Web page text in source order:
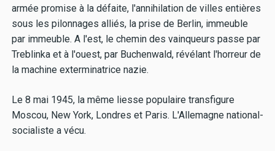
armée promise à la défaite, l'annihilation de villes entières
sous les pilonnages alliés, la prise de Berlin, immeuble
par immeuble. A l'est, le chemin des vainqueurs passe par
Treblinka et à l'ouest, par Buchenwald, révélant l'horreur de
la machine exterminatrice nazie.
Le 8 mai 1945, la même liesse populaire transfigure
Moscou, New York, Londres et Paris. L'Allemagne national-
socialiste a vécu.